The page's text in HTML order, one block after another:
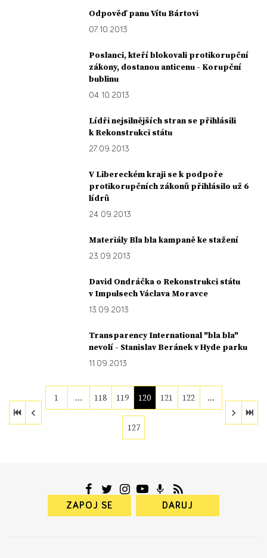
Odpověď panu Vítu Bártovi
07. 10. 2013
Poslanci, kteří blokovali protikorupční
zákony, dostanou anticenu - Korupční
bublinu
04. 10. 2013
Lídři nejsilnějších stran se přihlásili
k Rekonstrukci státu
27. 09. 2013
V Libereckém kraji se k podpoře
protikorupčních zákonů přihlásilo už 6
lídrů
24. 09. 2013
Materiály Bla bla kampaně ke stažení
23. 09. 2013
David Ondráčka o Rekonstrukci státu
v Impulsech Václava Moravce
13. 09. 2013
Transparency International "bla bla"
nevolí - Stanislav Beránek v Hyde parku
11. 09. 2013
1 … 118 119 120 121 122 …
127
ZAPOJ SE DARUJ